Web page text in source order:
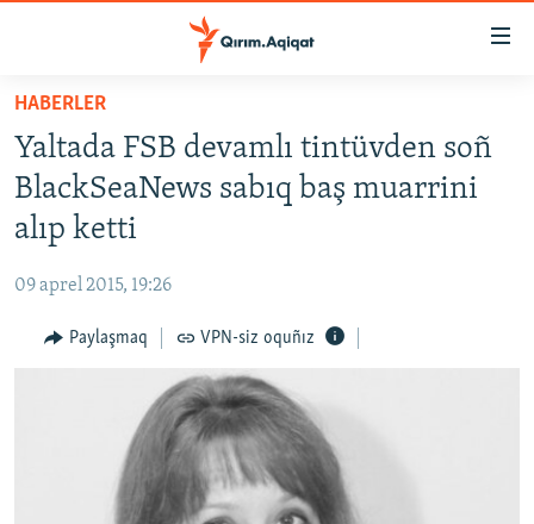
Esas
qaytmaq
Baş
navigatsiyağa
qaytmaq
Qıdıruvğa
qaytmaq
HABERLER
SİYASET
İQTİSADİYAT
MEDENİYET
İNSAN AQLARI
HABERLER
Yaltada FSB devamlı tintüvden soñ
BlackSeaNews sabıq baş muarrini
alıp ketti
09 aprel 2015, 19:26
Paylaşmaq VPN-siz oquñız